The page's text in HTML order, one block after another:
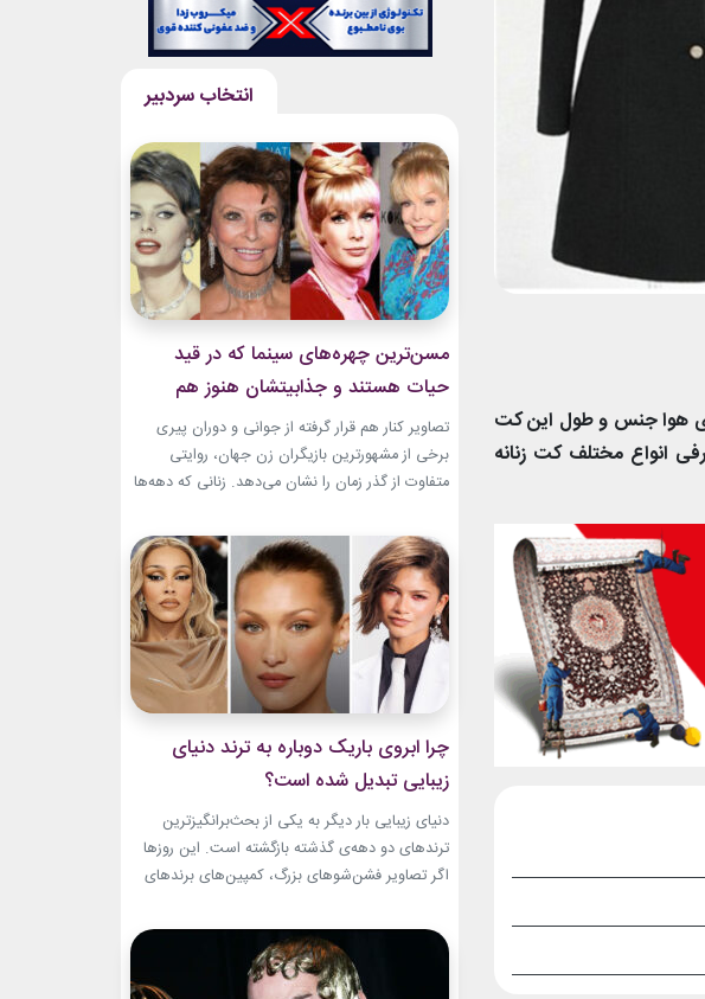
هوا جنس و طول این کت
انواع مختلف کت زنانه
مسن‌ترین چهره‌های سینما که در قید
حیات هستند و جذابیتشان هنوز هم
باقیست!
تصاویر کنار هم قرار گرفته از جوانی و دوران پیری
برخی از مشهورترین بازیگران زن جهان، روایتی
متفاوت از گذر زمان را نشان می‌دهد. زنانی که دهه‌ها
و میراث هنری خود الهام‌بخش هستند. بازیگران زن
مسن سینما ثابت کرده‌اند که جذابیت واقعی تنها به
سال‌های جوانی محدود...
چرا ابروی باریک دوباره به ترند دنیای
زیبایی تبدیل شده است؟
دنیای زیبایی بار دیگر به یکی از بحث‌برانگیزترین
ترندهای دو دهه‌ی گذشته بازگشته است. این روزها
اگر تصاویر فشن‌شوهای بزرگ، کمپین‌های برندهای
حضور ابروی باریک مدرن را به‌وضوح خواهید دید. با
این حال، این بازگشت شباهت چندانی به ابروهای
بسیار نازک دهه ۱۹۹۰ و اوایل دهه...